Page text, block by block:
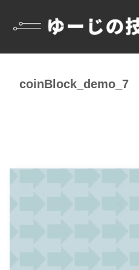
coinBlock_demo_7